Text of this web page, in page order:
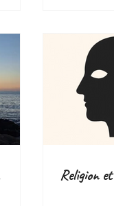
Religion